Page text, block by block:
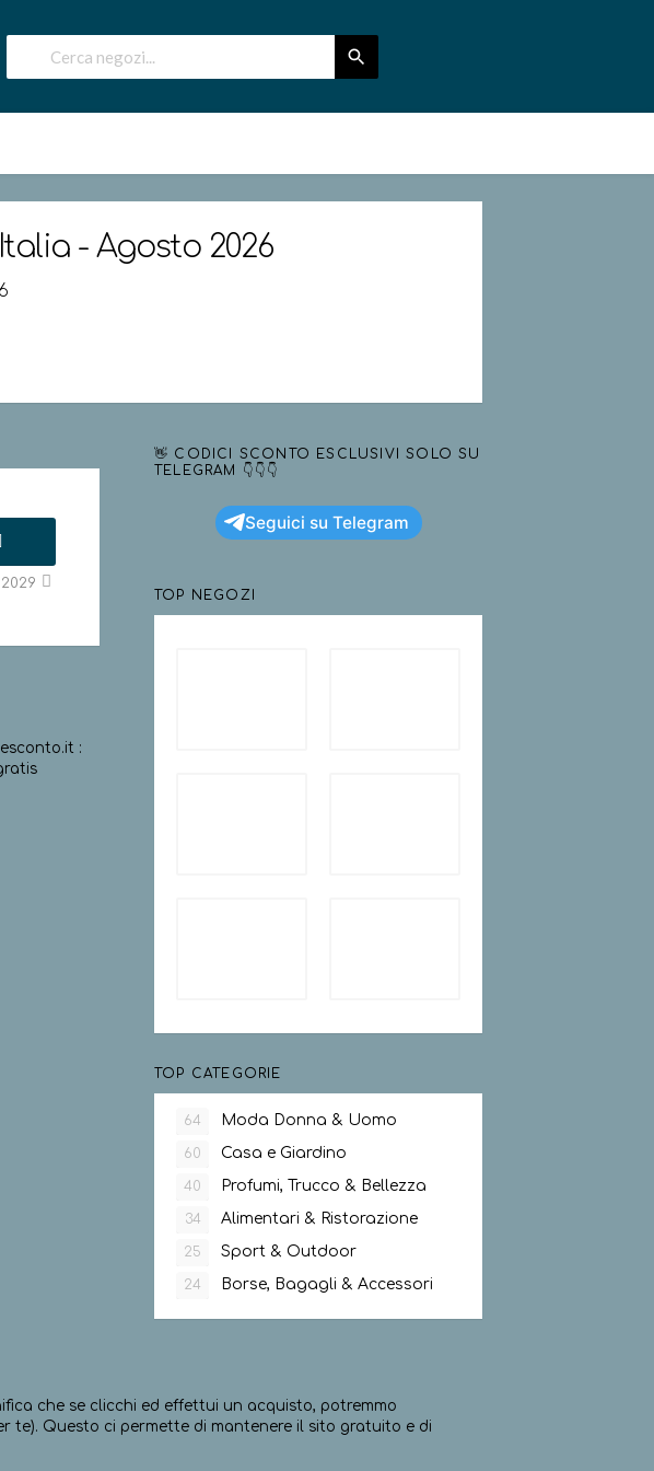
Italia - Agosto 2026
:
👋 CODICI SCONTO ESCLUSIVI SOLO SU
TELEGRAM 👇👇👇
Seguici su Telegram
TOP NEGOZI
TOP CATEGORIE
64 Moda Donna & Uomo
60 Casa e Giardino
40 Profumi, Trucco & Bellezza
34 Alimentari & Ristorazione
25 Sport & Outdoor
24 Borse, Bagagli & Accessori
che se clicchi ed effettui un acquisto, potremmo
te). Questo ci permette di mantenere il sito gratuito e di